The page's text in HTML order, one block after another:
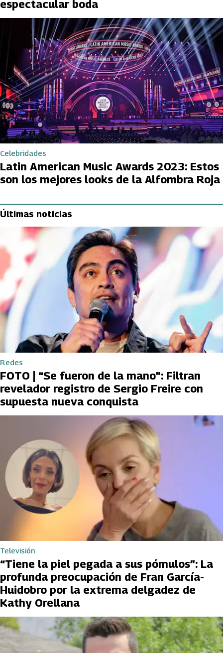
espectacular boda
Celebridades
Latin American Music Awards 2023: Estos
son los mejores looks de la Alfombra Roja
Últimas noticias
Redes
FOTO | “Se fueron de la mano”: Filtran
revelador registro de Sergio Freire con
supuesta nueva conquista
Televisión
“Tiene la piel pegada a sus pómulos”: La
profunda preocupación de Fran García-
Huidobro por la extrema delgadez de
Kathy Orellana